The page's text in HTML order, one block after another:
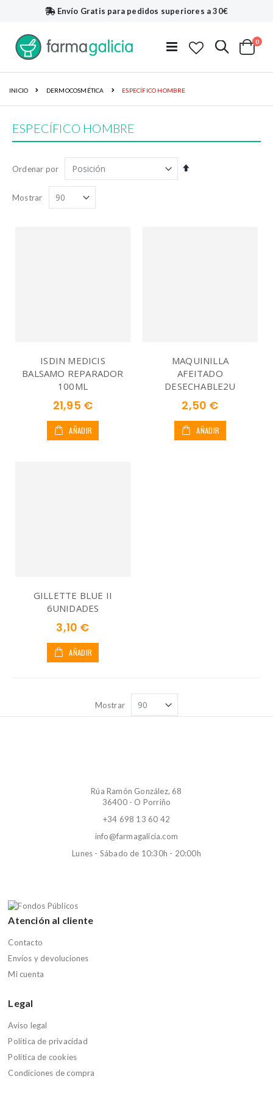
Envío Gratis para pedidos superiores a 30€
Buscar
Cart
0
INICIO DERMOCOSMÉTICA ESPECÍFICO HOMBRE
ESPECÍFICO HOMBRE
Ordenar por
Fijar
Mostrar
ISDIN MEDICIS
BALSAMO REPARADOR
100ML
21,95 €
AÑADIR
MAQUINILLA
AFEITADO
DESECHABLE2U
2,50 €
AÑADIR
GILLETTE BLUE II
6UNIDADES
3,10 €
AÑADIR
Mostrar
Rúa Ramón González, 68
36400 - O Porriño
+34 698 13 60 42
info@farmagalicia.com
Lunes - Sábado de 10:30h - 20:00h
Atención al cliente
Contacto
Envíos y devoluciones
Mi cuenta
Legal
Aviso legal
Política de privacidad
Política de cookies
Condiciones de compra